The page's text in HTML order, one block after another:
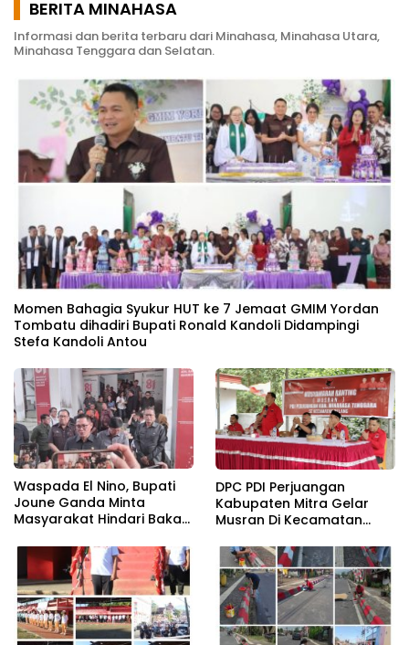
BERITA MINAHASA
Informasi dan berita terbaru dari Minahasa, Minahasa Utara,
Minahasa Tenggara dan Selatan.
Momen Bahagia Syukur HUT ke 7 Jemaat GMIM Yordan
Tombatu dihadiri Bupati Ronald Kandoli Didampingi
Stefa Kandoli Antou
Waspada El Nino, Bupati
Joune Ganda Minta
Masyarakat Hindari Bakar
Kebakaran
DPC PDI Perjuangan
Kabupaten Mitra Gelar
Musran Di Kecamatan